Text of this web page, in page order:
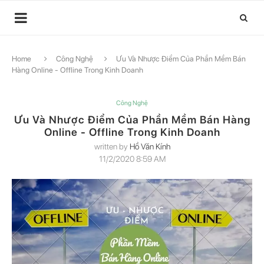
Home Công Nghệ
Ưu Và Nhược Điểm Của Phần Mềm Bán
Hàng Online - Offline Trong Kinh Doanh
Công Nghệ
Ưu Và Nhược Điểm Của Phần Mềm Bán Hàng
Online - Offline Trong Kinh Doanh
written by Hồ Văn Kính
11/2/2020 8:59 AM